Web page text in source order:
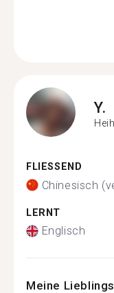
Y.
FLIESSEND
Chinesisch
LERNT
Englisch
Meine